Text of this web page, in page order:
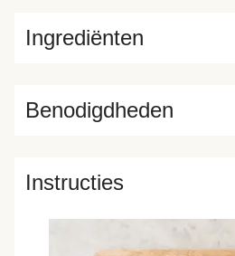
Ingrediënten
Benodigdheden
Instructies